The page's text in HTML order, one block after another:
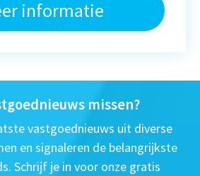
informatie
missen?
vastgoednieuws uit diverse
en signaleren de belangrijkste
Schrijf je in voor onze gratis